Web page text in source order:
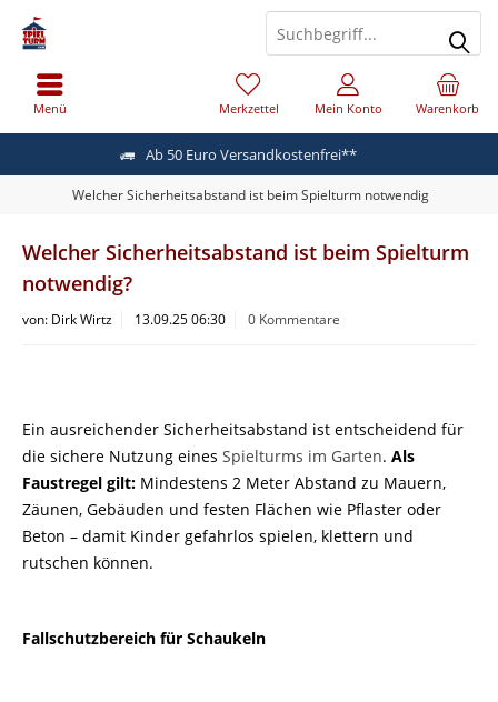
Ab 50 Euro Versandkostenfrei**
Menü Warenkorb
Merkzettel Mein Konto
Welcher Sicherheitsabstand ist beim Spielturm notwendig
Welcher Sicherheitsabstand ist beim Spielturm
notwendig?
von: Dirk Wirtz 13.09.25 06:30 0 Kommentare
Ein ausreichender Sicherheitsabstand ist entscheidend für
die sichere Nutzung eines Spielturms im Garten. Als
Faustregel gilt: Mindestens 2 Meter Abstand zu Mauern,
Zäunen, Gebäuden und festen Flächen wie Pflaster oder
Beton – damit Kinder gefahrlos spielen, klettern und
rutschen können.
Fallschutzbereich für Schaukeln